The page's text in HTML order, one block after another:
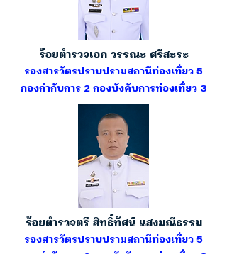
ร้อยตำรวจเอก วรรณะ ศรีสะระ
รองสารวัตรปราบปรามสถานีท่องเที่ยว 5
กองกำกับการ 2 กองบังคับการท่องเที่ยว 3
ร้อยตำรวจตรี สิทธิ์ทัศน์ แสงมณีธรรม
รองสารวัตรปราบปรามสถานีท่องเที่ยว 5